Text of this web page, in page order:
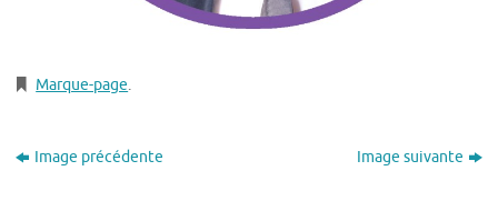
Marque-page.
Image précédente Image suivante